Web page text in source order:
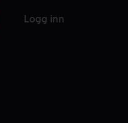
Logg inn